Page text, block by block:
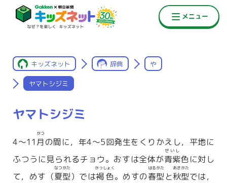
キッズネット 辞典 や
ヤマトシジミ
ヤマトシジミ
4〜11 月
がつ
の間に，年4〜5回発生をくりかえし，平地に
ふつうに見られるチョウ。おすは全体が青紫
せいし
色に対し
て，めす（夏型
なつがた
）では褐色
かっしょく
。めすの春型
はるがた
と秋型
あきがた
では，